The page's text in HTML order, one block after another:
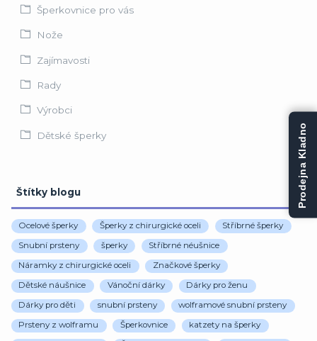
Šperkovnice pro vás
Nože
Zajímavosti
Rady
Výrobci
Dětské šperky
Štítky blogu
Ocelové šperky Šperky z chirurgické oceli Stříbrné šperky
Snubní prsteny šperky Stříbrné néušnice
Náramky z chirurgické oceli Značkové šperky
Dětské náušnice Vánoční dárky Dárky pro ženu
Dárky pro děti snubní prsteny wolframové snubní prsteny
Prsteny z wolframu Šperkovnice katzety na šperky
Prodejna Kladno